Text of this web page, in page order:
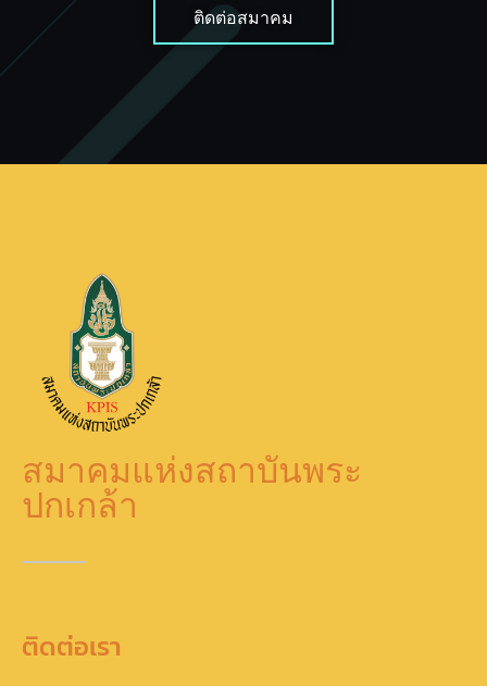
ติดต่อสมาคม
สมาคมแห่งสถาบันพระ
ปกเกล้า
ติดต่อเรา